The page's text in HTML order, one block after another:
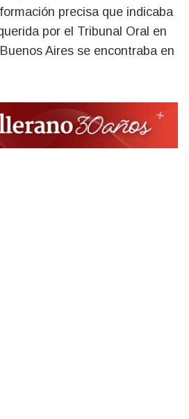
precisa que indicaba
por el Tribunal Oral en
Aires se encontraba en